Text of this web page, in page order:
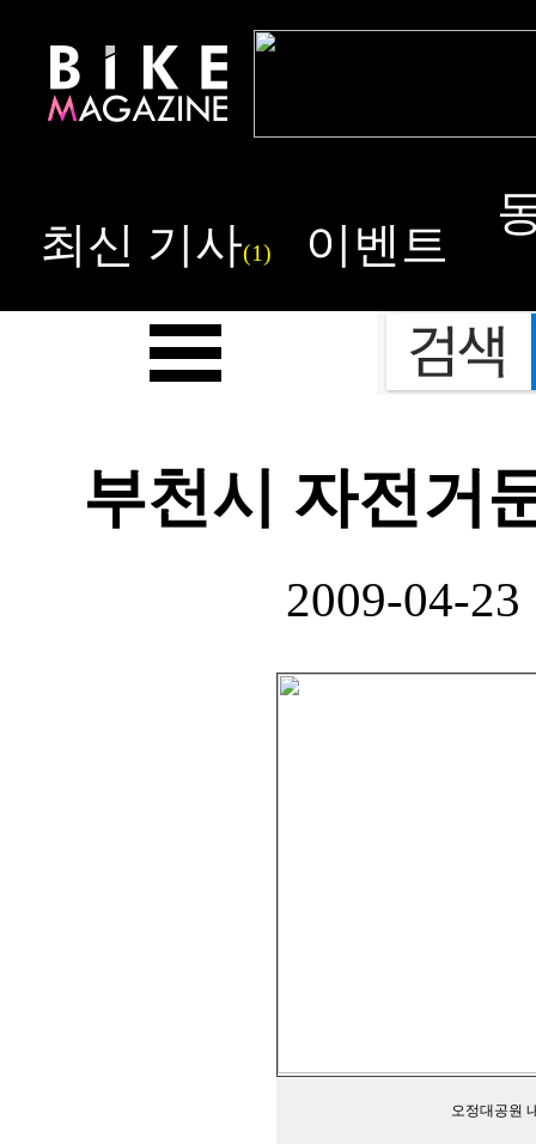
최신 기사(1) 이벤트
부천시 자전거
2009-04-23
오정대공원